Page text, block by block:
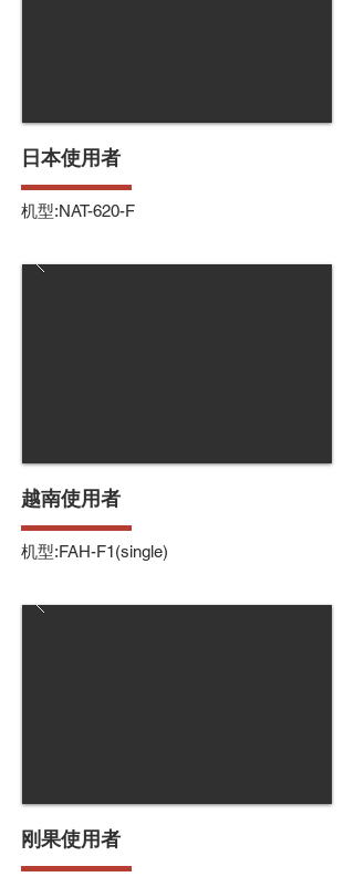
日本使用者
机型:NAT-620-F
越南使用者
机型:FAH-F1(single)
刚果使用者